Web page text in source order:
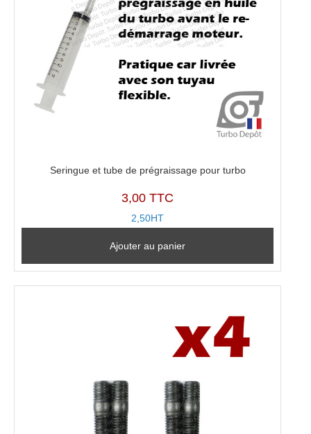
Seringue et tube de prégraissage pour turbo
3,00 TTC
2,50HT
Ajouter au panier